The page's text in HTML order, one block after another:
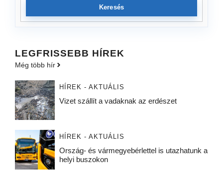
Keresés
LEGFRISSEBB HÍREK
Még több hír
HÍREK - AKTUÁLIS
Vizet szállít a vadaknak az erdészet
HÍREK - AKTUÁLIS
Ország- és vármegyebérlettel is utazhatunk a
helyi buszokon